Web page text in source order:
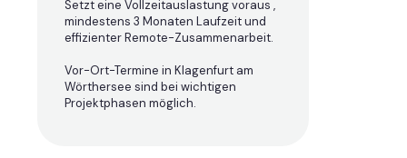
Setzt eine Vollzeitauslastung voraus ,
mindestens 3 Monaten Laufzeit und
effizienter Remote-Zusammenarbeit.
Vor-Ort-Termine in Klagenfurt am
Wörthersee sind bei wichtigen
Projektphasen möglich.